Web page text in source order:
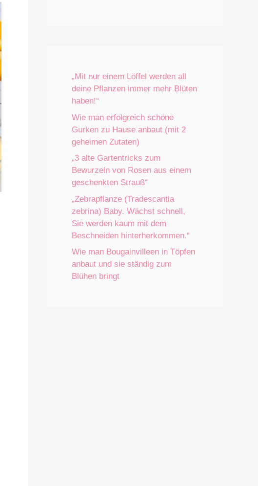
„Mit nur einem Löffel werden all
deine Pflanzen immer mehr Blüten
haben!“
Wie man erfolgreich schöne
Gurken zu Hause anbaut (mit 2
geheimen Zutaten)
„3 alte Gartentricks zum
Bewurzeln von Rosen aus einem
geschenkten Strauß“
„Zebrapflanze (Tradescantia
zebrina) Baby. Wächst schnell,
Sie werden kaum mit dem
Beschneiden hinterherkommen.“
Wie man Bougainvilleen in Töpfen
anbaut und sie ständig zum
Blühen bringt